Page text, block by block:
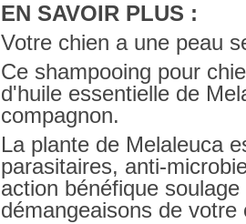
EN SAVOIR PLUS :
Votre chien a une peau
Ce shampooing pour
d'huile essentielle de
compagnon.
La plante de Melaleuca
parasitaires, anti-
action bénéfique
démangeaisons de votre